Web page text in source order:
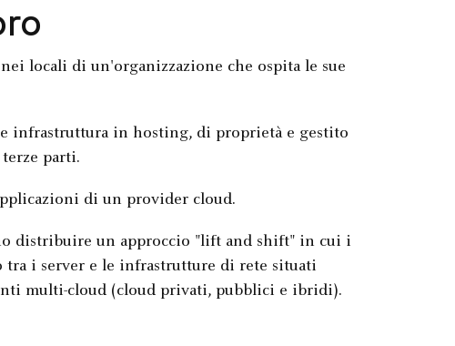
locali di un'organizzazione che ospita le sue
infrastruttura in hosting, di proprietà e gestito
parti.
di un provider cloud.
distribuire un approccio "lift and shift" in cui i
tra i server e le infrastrutture di rete situati
multi-cloud (cloud privati, pubblici e ibridi).